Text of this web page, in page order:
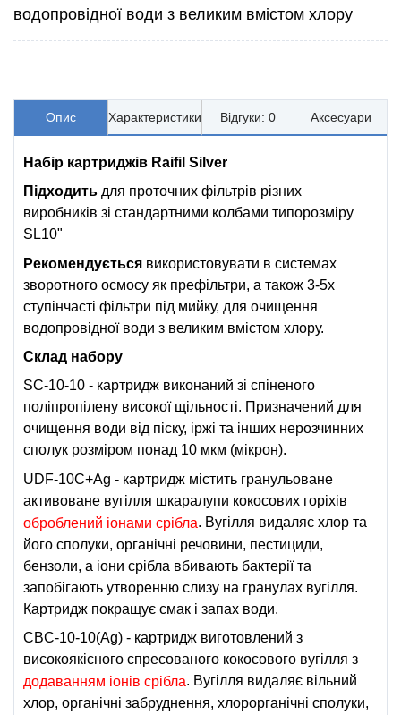
водопровідної води з великим вмістом хлору
Опис Характеристики Відгуки: 0 Аксесуари
Набір картриджів Raifil Silver
Підходить для проточних фільтрів різних
виробників зі стандартними колбами типорозміру
SL10"
Рекомендується використовувати в системах
зворотного осмосу як префільтри, а також 3-5х
ступінчасті фільтри під мийку, для очищення
водопровідної води з великим вмістом хлору.
Склад набору
SC-10-10 - картридж виконаний зі спіненого
поліпропілену високої щільності. Призначений для
очищення води від піску, іржі та інших нерозчинних
сполук розміром понад 10 мкм (мікрон).
UDF-10C+Ag - картридж містить гранульоване
активоване вугілля шкаралупи кокосових горіхів
оброблений іонами срібла. Вугілля видаляє хлор та
його сполуки, органічні речовини, пестициди,
бензоли, а іони срібла вбивають бактерії та
запобігають утворенню слизу на гранулах вугілля.
Картридж покращує смак і запах води.
CBC-10-10(Ag) - картридж виготовлений з
високоякісного спресованого кокосового вугілля з
додаванням іонів срібла. Вугілля видаляє вільний
хлор, органічні забруднення, хлорорганічні сполуки,